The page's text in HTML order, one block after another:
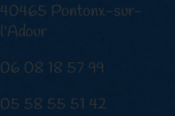
40465 Pontonx-sur-
l'Adour
06 08 18 57 99
05 58 55 51 42